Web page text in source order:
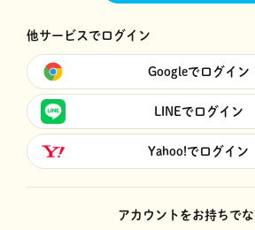
他サービスでログイン
Googleでログイン
LINEでログイン
Yahoo!でログイン
アカウントをお持ちで